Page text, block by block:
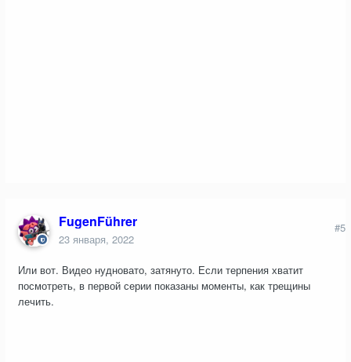
FugenFührer
23 января, 2022
#5
Или вот. Видео нудновато, затянуто. Если терпения хватит
посмотреть, в первой серии показаны моменты, как трещины
лечить.